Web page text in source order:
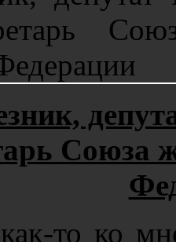
Союза
то ко